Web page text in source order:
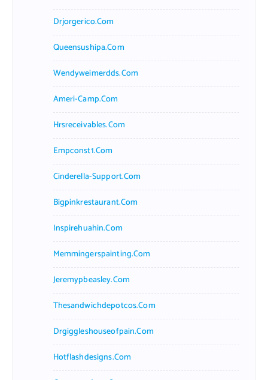
Drjorgerico.com
Queensushipa.com
Wendyweimerdds.com
Ameri-Camp.com
Hrsreceivables.com
Empconst1.com
Cinderella-Support.com
Bigpinkrestaurant.com
Inspirehuahin.com
Memmingerspainting.com
Jeremypbeasley.com
Thesandwichdepotcos.com
Drgiggleshouseofpain.com
Hotflashdesigns.com